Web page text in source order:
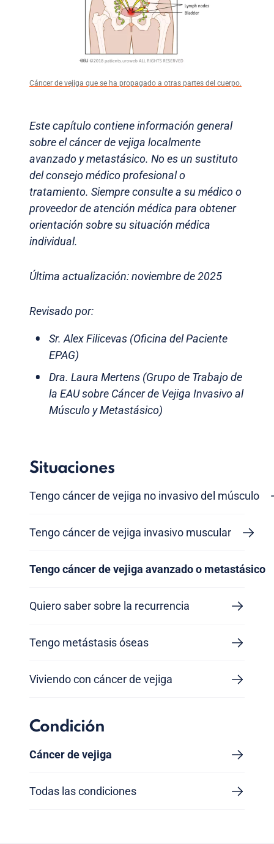
Cáncer de vejiga que se ha propagado a otras partes del cuerpo.
Este capítulo contiene información general
sobre el cáncer de vejiga localmente
avanzado y metastásico. No es un sustituto
del consejo médico profesional o
tratamiento. Siempre consulte a su médico o
proveedor de atención médica para obtener
orientación sobre su situación médica
individual.
Última actualización: noviembre de 2025
Revisado por:
Sr. Alex Filicevas (Oficina del Paciente
EPAG)
Dra. Laura Mertens (Grupo de Trabajo de
la EAU sobre Cáncer de Vejiga Invasivo al
Músculo y Metastásico)
Situaciones
Tengo cáncer de vejiga no invasivo del músculo
Tengo cáncer de vejiga invasivo muscular
Tengo cáncer de vejiga avanzado o metastásico
Quiero saber sobre la recurrencia
Tengo metástasis óseas
Viviendo con cáncer de vejiga
Condición
Cáncer de vejiga
Todas las condiciones